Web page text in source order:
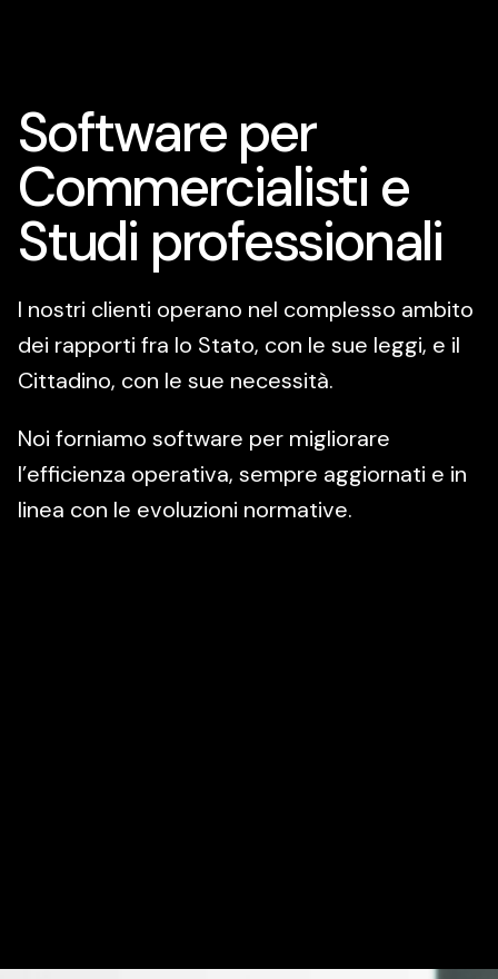
Software per
Commercialisti e
Studi professionali
I nostri clienti operano nel complesso ambito
dei rapporti fra lo Stato, con le sue leggi, e il
Cittadino, con le sue necessità.
Noi forniamo software per migliorare
l’efficienza operativa, sempre aggiornati e in
linea con le evoluzioni normative.